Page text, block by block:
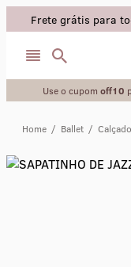
Frete grátis para
Use o cupom off10
Home / Ballet / Calçado